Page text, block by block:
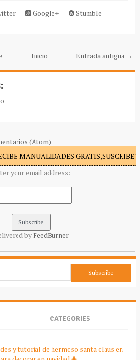
Google+
Stumble
Entrada antigua →
Inicio
(Atom)
MANUALIDADES
your email address:
by FeedBurner
CATEGORIES
y tutorial de hermoso santa claus en
decorar en navidad 🎄